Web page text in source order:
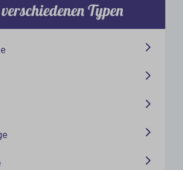
Typen